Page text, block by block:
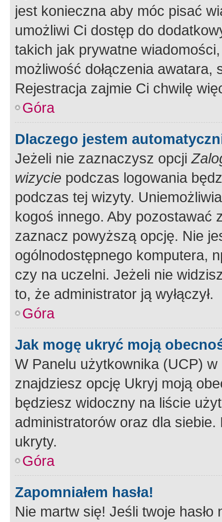
jest konieczna aby móc pisać
umożliwi Ci dostęp do
takich jak prywatne
możliwość dołączenia
Rejestracja zajmie Ci chwilę
Góra
Dlaczego jestem
Jeżeli nie zaznaczysz opcji
wizycie podczas logowania
podczas tej wizyty.
kogoś innego. Aby pozostawać
zaznacz powyższą opcję. Nie
ogólnodostępnego komputera,
czy na uczelni. Jeżeli nie
to, że administrator ją wyłączył.
Góra
Jak mogę ukryć moją
W Panelu użytkownika (UCP) w
znajdziesz opcję Ukryj moją
będziesz widoczny na liście
administratorów oraz dla
ukryty.
Góra
Zapomniałem hasła!
Nie martw się! Jeśli twoje